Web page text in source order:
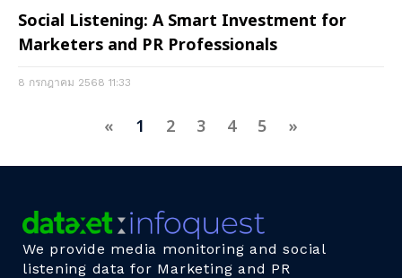
Social Listening: A Smart Investment for
Marketers and PR Professionals
8 กรกฎาคม 2568 11:33
« 1 2 3 4 5 »
We provide media monitoring and social
listening data for Marketing and PR